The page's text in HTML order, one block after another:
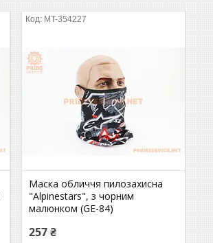
MT-354227
Маска обличчя пилозахисна
"Alpinestars", з чорним
малюнком (GE-84)
257 ₴